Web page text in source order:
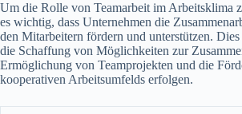
Um die Rolle von Teamarbeit im Arbeitsklima
es wichtig, dass Unternehmen die
den Mitarbeitern fördern und unterstützen.
die Schaffung von Möglichkeiten zur
Ermöglichung von Teamprojekten und die
kooperativen Arbeitsumfelds erfolgen.